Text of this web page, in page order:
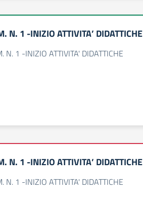
N. 1 -INIZIO ATTIVITA’ DIDATTICHE
N. 1 -INIZIO ATTIVITA' DIDATTICHE
N. 1 -INIZIO ATTIVITA’ DIDATTICHE
N. 1 -INIZIO ATTIVITA' DIDATTICHE